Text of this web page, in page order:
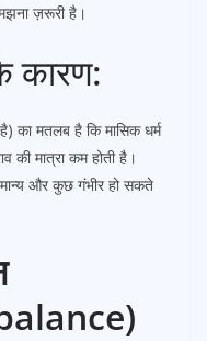
ज़रूरी है।
कारण:
का मतलब है कि मासिक धर्म
की मात्रा कम होती है।
और कुछ गंभीर हो सकते